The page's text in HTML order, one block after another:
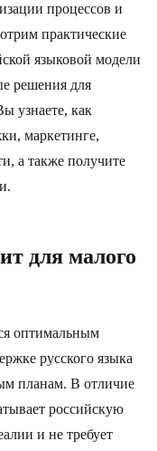
процессов и
практические
языковой модели
решения для
узнаете, как
маркетинге,
а также получите
для малого
оптимальным
русского языка
планам. В отличие
российскую
и не требует